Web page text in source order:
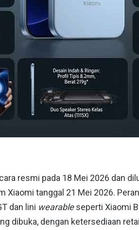
resmi pada 18 Mei 2026 dan
Xiaomi tanggal 21 Mei 2026.
dan lini wearableseperti Xiaomi
dibuka, dengan ketersediaan